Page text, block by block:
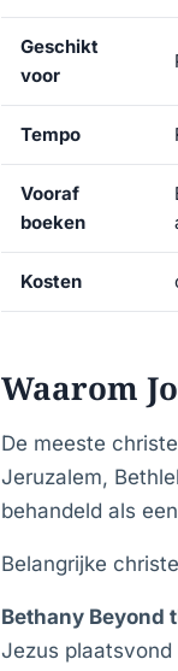
Geschikt
voor
Tempo
Vooraf
boeken
Kosten
Waarom
De meeste
Jeruzalem,
behandeld als
Belangrijke
Bethany Beyond
Jezus plaatsvond